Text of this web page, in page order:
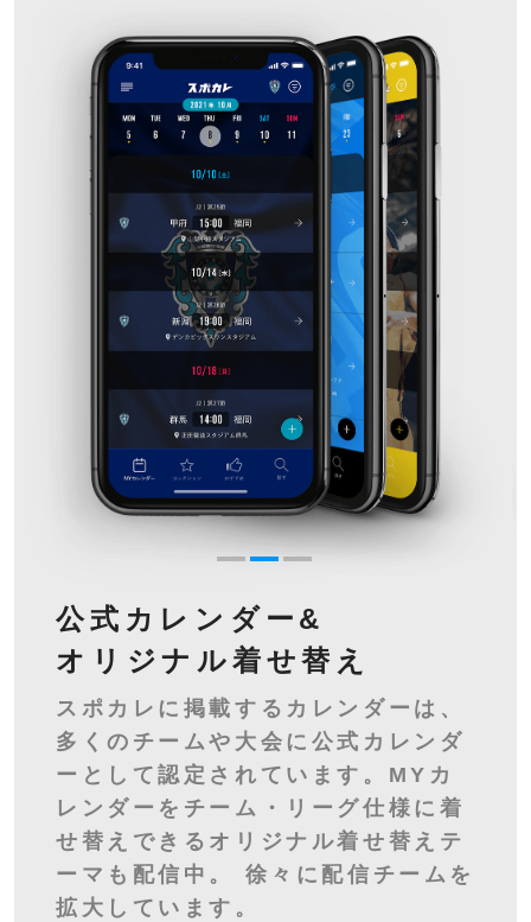
公式カレンダー&
オリジナル着せ替え
スポカレに掲載するカレンダーは、
多くのチームや大会に公式カレンダ
ーとして認定されています。MYカ
レンダーをチーム・リーグ仕様に着
せ替えできるオリジナル着せ替えテ
ーマも配信中。 徐々に配信チームを
拡大しています。